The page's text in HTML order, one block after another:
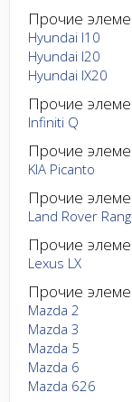
Прочие
Hyundai I10
Hyundai I20
Hyundai IX20
Прочие
Infiniti Q
Прочие
KIA Picanto
Прочие
Land Rover
Прочие
Lexus LX
Прочие
Mazda 2
Mazda 3
Mazda 5
Mazda 6
Mazda 626